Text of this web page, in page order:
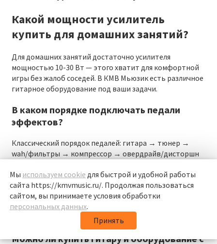
Какой мощности усилитель
купить для домашних занятий?
Для домашних занятий достаточно усилителя
мощностью 10-30 Вт — этого хватит для комфортной
игры без жалоб соседей. В КМВ Мьюзик есть различное
гитарное оборудование под ваши задачи.
В каком порядке подключать педали
эффектов?
Классический порядок педалей: гитара → тюнер →
wah/фильтры → компрессор → овердрайв/дисторшн
реверберация → усилитель. Динамические эффекты
идут в начале цепи, модуляция и пространственные
эффекты — в конце или в петлю эффектов усилителя.
Экспериментируйте с порядком для поиска своего
звука, но базовая логика помогает избежать шумов.
Можно ли купить гитару и оборудование с
Мы используем cookie для быстрой и удобной работы
сайта https://kmvmusic.ru/. Продолжая пользоваться
сайтом, вы принимаете условия обработки
персональных данных.
Принять